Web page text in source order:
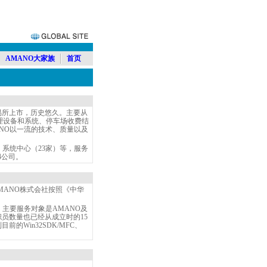
AMANO大家族 首页
上市，历史悠久。主要从
备和系统、停车场收费结
以一流的技术、质量以及
统中心（23家）等，服务
司。
株式会社按照《中华
要服务对象是AMANO及
数量也已经从成立时的15
前的Win32SDK/MFC、